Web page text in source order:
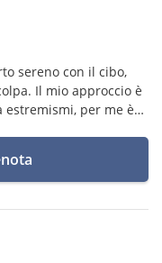
sereno con il cibo,
Il mio approccio è
estremismi, per me è